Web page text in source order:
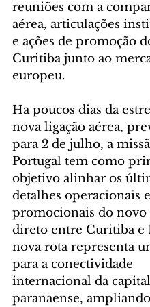
reuniões com a
aérea, articulações
e ações de promoção
Curitiba junto ao
europeu.
Ha poucos dias da
nova ligação aérea,
para 2 de julho, a
Portugal tem como
objetivo alinhar os
detalhes operacionais e
promocionais do novo
direto entre Curitiba e
nova rota representa
para a conectividade
internacional da capital
paranaense,